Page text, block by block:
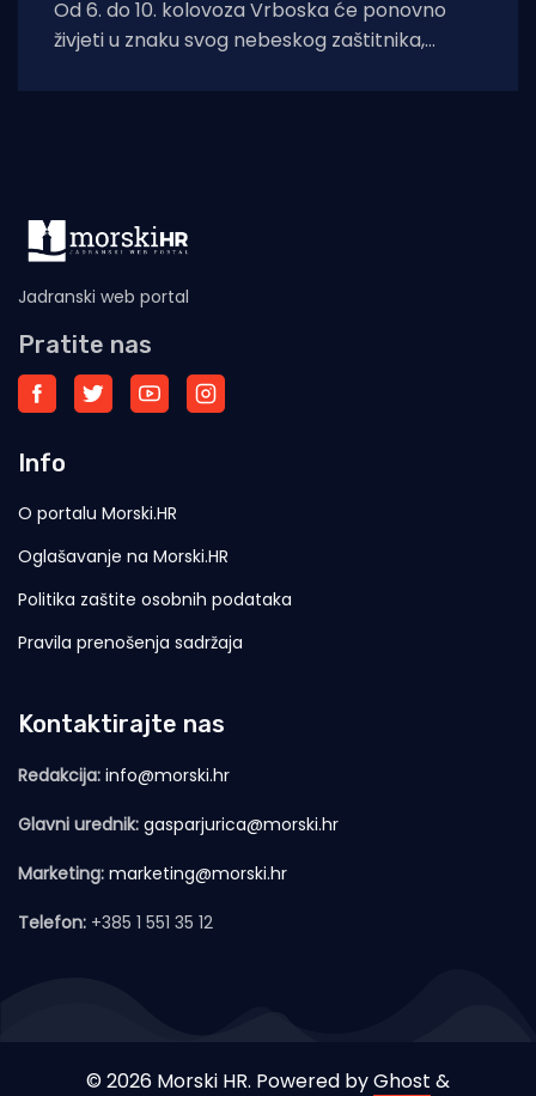
Od 6. do 10. kolovoza Vrboska će ponovno
živjeti u znaku svog nebeskog zaštitnika,
Jadranski web portal
Pratite nas
Info
O portalu Morski.HR
Oglašavanje na Morski.HR
Politika zaštite osobnih podataka
Pravila prenošenja sadržaja
Kontaktirajte nas
Redakcija: info@morski.hr
Glavni urednik: gasparjurica@morski.hr
Marketing: marketing@morski.hr
Telefon: +385 1 551 35 12
© 2026 Morski HR. Powered byGhost &